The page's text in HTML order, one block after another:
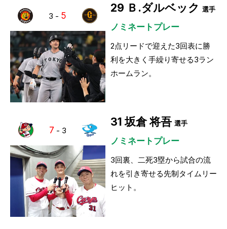
3 - 5
29 Ｂ.ダルベック 選手
ノミネートプレー
2点リードで迎えた3回表に勝
利を大きく手繰り寄せる3ラン
ホームラン。
7 - 3
31 坂倉 将吾 選手
ノミネートプレー
3回裏、二死3塁から試合の流
れを引き寄せる先制タイムリー
ヒット。